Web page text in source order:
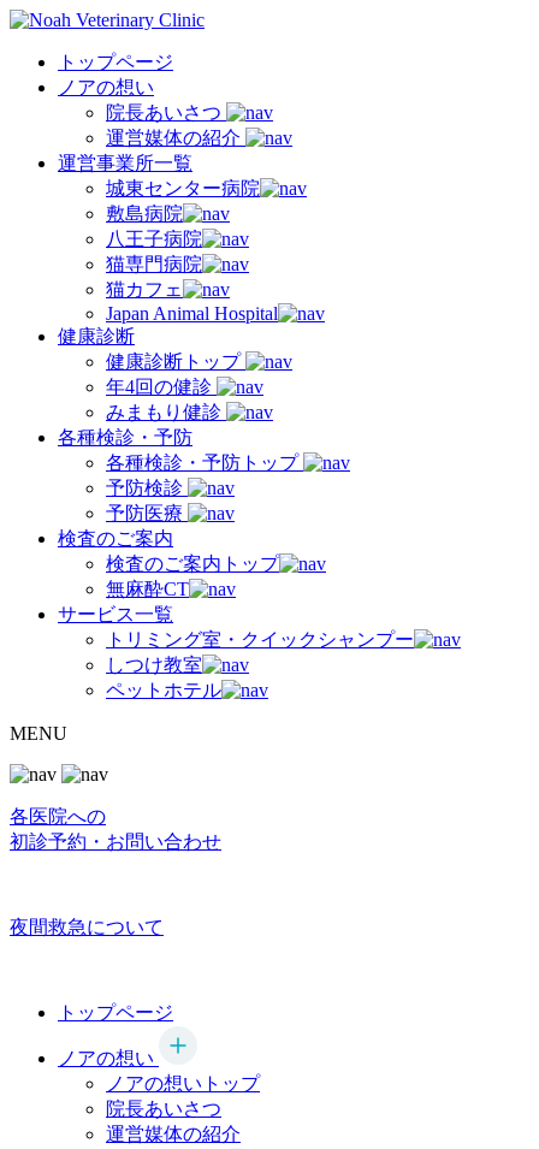
トップページ
ノアの想い
院長あいさつ
運営媒体の紹介
運営事業所一覧
城東センター病院
敷島病院
八王子病院
猫専門病院
猫カフェ
Japan Animal Hospital
健康診断
健康診断トップ
年4回の健診
みまもり健診
各種検診・予防
各種検診・予防トップ
予防検診
予防医療
検査のご案内
検査のご案内トップ
無麻酔CT
サービス一覧
トリミング室・クイックシャンプー
しつけ教室
ペットホテル
MENU
各医院への
初診予約・お問い合わせ
夜間救急について
トップページ
ノアの想い
ノアの想いトップ
院長あいさつ
運営媒体の紹介